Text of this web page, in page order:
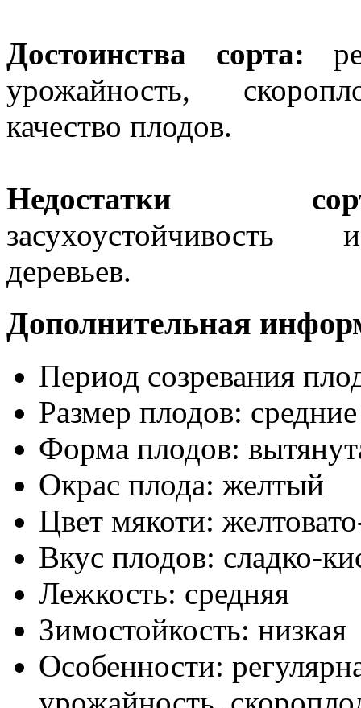
Достоинства сорта:
урожайность,
качество плодов.
Недостатки
засухоустойчивость
деревьев.
Дополнительная
Период созревания
Размер плодов: средние
Форма плодов:
Окрас плода: желтый
Цвет мякоти:
Вкус плодов: сладко-
Лежкость: средняя
Зимостойкость: низкая
Особенности: